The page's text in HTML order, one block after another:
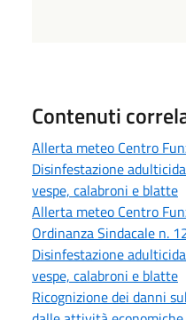
Contenuti
Allerta meteo Centro
Disinfestazione
vespe, calabroni e blatte
Allerta meteo Centro
Ordinanza Sindacale n.
Disinfestazione
vespe, calabroni e blatte
Ricognizione dei danni